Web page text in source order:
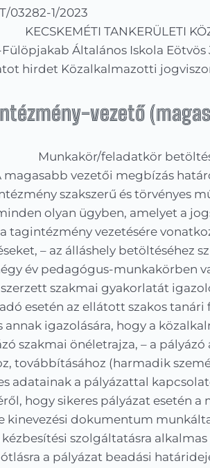
03282-1/2023
KECSKEMÉTI TANKERÜLETI
Általános Iskola Eötvös
hirdet Közalkalmazotti
vezető
Munkakör/feladatkör
magasabb vezetői megbízás
szakszerű és törvényes
olyan ügyben, amelyet a
tagintézmény vezetésére
– az álláshely betöltéséhez
év pedagógus-munkakörben
szakmai gyakorlatát
esetén az ellátott szakos
igazolására, hogy a
szakmai önéletrajza, – a
továbbításához (harmadik
adatainak a pályázattal
hogy sikeres pályázat esetén
kinevezési dokumentum
szolgáltatásra
a pályázat beadási